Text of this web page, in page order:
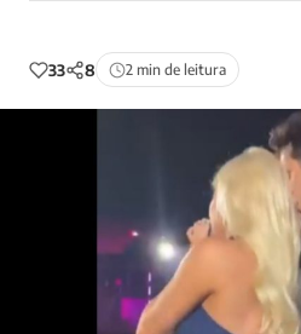
33 8 2 min de leitura